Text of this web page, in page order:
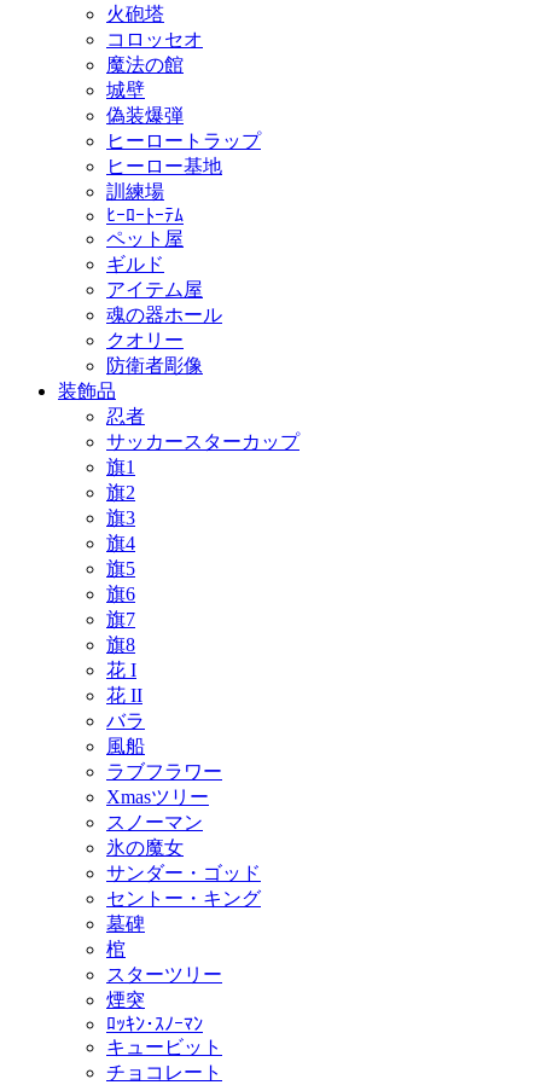
火砲塔
コロッセオ
魔法の館
城壁
偽装爆弾
ヒーロートラップ
ヒーロー基地
訓練場
ﾋｰﾛｰﾄｰﾃﾑ
ペット屋
ギルド
アイテム屋
魂の器ホール
クオリー
防衛者彫像
装飾品
忍者
サッカースターカップ
旗1
旗2
旗3
旗4
旗5
旗6
旗7
旗8
花 I
花 II
バラ
風船
ラブフラワー
Xmasツリー
スノーマン
氷の魔女
サンダー・ゴッド
セントー・キング
墓碑
棺
スターツリー
煙突
ﾛｯｷﾝ･ｽﾉｰﾏﾝ
キュービット
チョコレート